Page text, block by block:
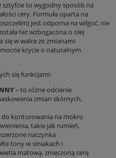
to wygodny sposób na
cery. Formuła oparta na
jest odporna na wilgoć, nie
też wzbogacona o olej
w walce ze zmianami
krycie o naturalnym
się funkcjami:
– to różne odcienie
zmian skórnych,
do konturowania na mokro
takie jak rumień,
naczynka
tony w siniakach i
matową, zmęczoną cerę.